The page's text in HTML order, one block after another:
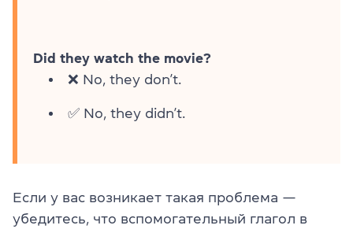
Did they watch the movie?
❌ No, they don’t.
✅ No, they didn’t.
Если у вас возникает такая проблема —
убедитесь, что вспомогательный глагол в